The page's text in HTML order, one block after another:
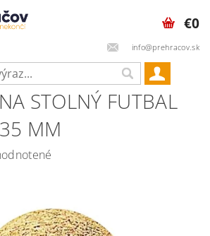
info@prehracov.sk
€0
STOLNÝ FUTBAL
MM